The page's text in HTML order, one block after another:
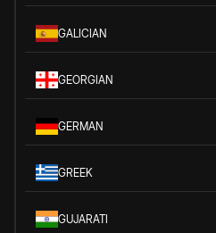
GALICIAN
GEORGIAN
GERMAN
GREEK
GUJARATI